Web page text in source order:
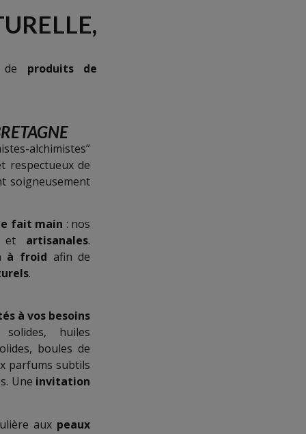
de produits de
alchimistes”
respectueux de
soigneusement
fait main : nos
et artisanales.
à froid afin de
.
à vos besoins
huiles
boules de
parfums subtils
Une invitation
aux peaux